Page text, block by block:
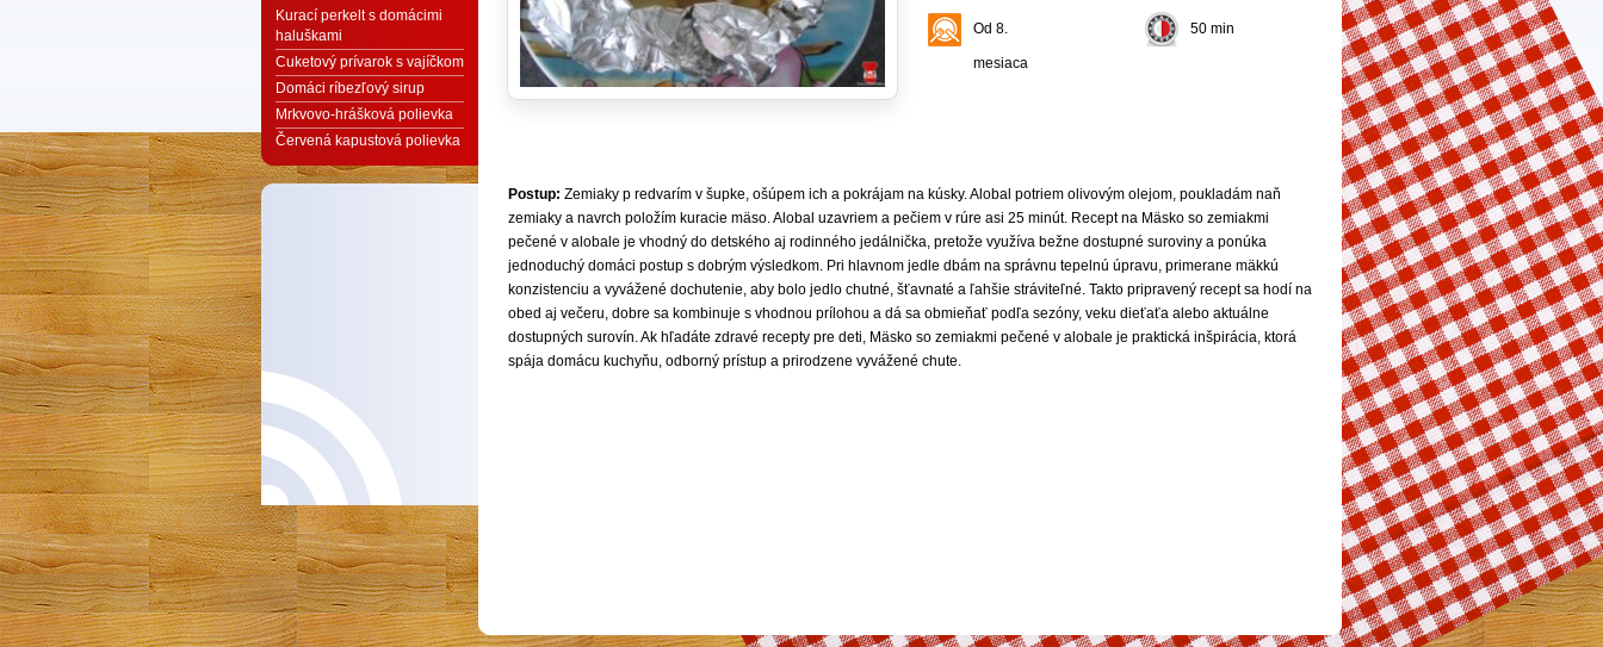
Od 8.
mesiaca
50 min
Postup: Zemiaky p redvarím v šupke, ošúpem ich a pokrájam na kúsky. Alobal potriem olivovým olejom, poukladám naň
zemiaky a navrch položím kuracie mäso. Alobal uzavriem a pečiem v rúre asi 25 minút. Recept na Mäsko so zemiakmi
pečené v alobale je vhodný do detského aj rodinného jedálnička, pretože využíva bežne dostupné suroviny a ponúka
jednoduchý domáci postup s dobrým výsledkom. Pri hlavnom jedle dbám na správnu tepelnú úpravu, primerane mäkkú
konzistenciu a vyvážené dochutenie, aby bolo jedlo chutné, šťavnaté a ľahšie stráviteľné. Takto pripravený recept sa hodí na
obed aj večeru, dobre sa kombinuje s vhodnou prílohou a dá sa obmieňať podľa sezóny, veku dieťaťa alebo aktuálne
dostupných surovín. Ak hľadáte zdravé recepty pre deti, Mäsko so zemiakmi pečené v alobale je praktická inšpirácia, ktorá
spája domácu kuchyňu, odborný prístup a prirodzene vyvážené chute.
Kurací perkelt s domácimi
haluškami
Cuketový prívarok s vajíčkom
Domáci ríbezľový sirup
Mrkvovo-hrášková polievka
Červená kapustová polievka